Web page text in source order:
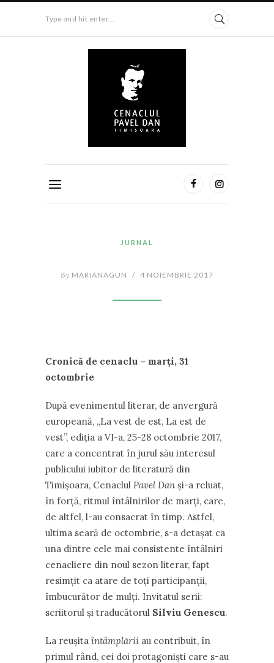
Type and hit enter...
JURNAL
By MARIANAGUN / 4 NOIEMBRIE 2017
Cronică de cenaclu – marți, 31
octombrie
După evenimentul literar, de anvergură
europeană, ,,La vest de est, La est de
vest”, ediția a VI-a, 25-28 octombrie 2017,
care a concentrat în jurul său interesul
publicului iubitor de literatură din
Timișoara, Cenaclul Pavel Dan și-a reluat,
în forță, ritmul întâlnirilor de marți, care,
de altfel, l-au consacrat în timp. Astfel,
ultima seară de octombrie, s-a detașat ca
una dintre cele mai consistente întâlniri
cenacliere din noul sezon literar, fapt
resimțit ca atare de toți participanții,
îmbucurător de mulți. Invitatul serii:
scriitorul și traducătorul Silviu Genescu.
La reușita întâmplării au contribuit, în
primul rând, cei doi protagoniști care s-au